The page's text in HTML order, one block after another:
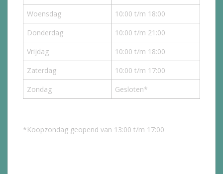
Woensdag
10:00 t/m 18:00
Donderdag
10:00 t/m 21:00
Vrijdag
10:00 t/m 18:00
Zaterdag
10:00 t/m 17:00
Zondag
Gesloten*
*Koopzondag geopend van 13:00 t/m 17:00